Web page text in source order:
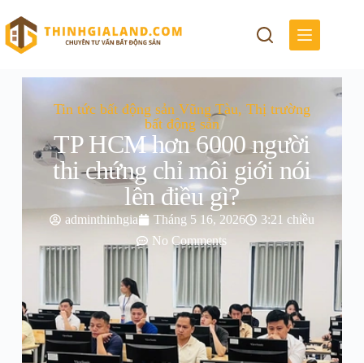
Tin tức bất động sản Vũng Tàu, Thị trường
bất động sản
TP HCM hơn 6000 người
thi chứng chỉ môi giới nói
lên điều gì?
adminthinhgia Tháng 5 16, 2026
3:21 chiều
No Comments